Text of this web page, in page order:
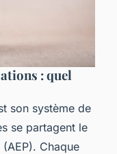
: quel
son système de
se partagent le
Chaque